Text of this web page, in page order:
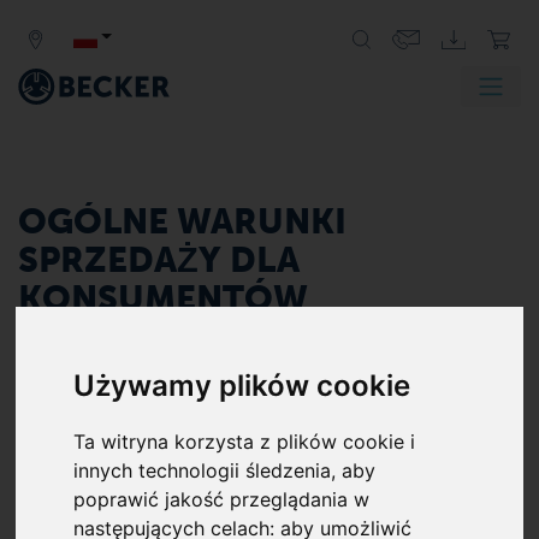
Używamy plików cookie
Ta witryna korzysta z plików cookie i
innych technologii śledzenia, aby
poprawić jakość przeglądania w
następujących celach:aby umożliwić
OGÓLNE WARUNKI
SPRZEDAŻY DLA
KONSUMENTÓW
KONSUMENTÓW ORAZ DLA OSÓB
BEZPOŚREDNIO ZWIĄZANĄ Z
DZIAŁALNOŚCIĄ GOSPODARCZĄ, GDY Z
TREŚCI UMOWY WYNIKA, ŻE UMOWA TA